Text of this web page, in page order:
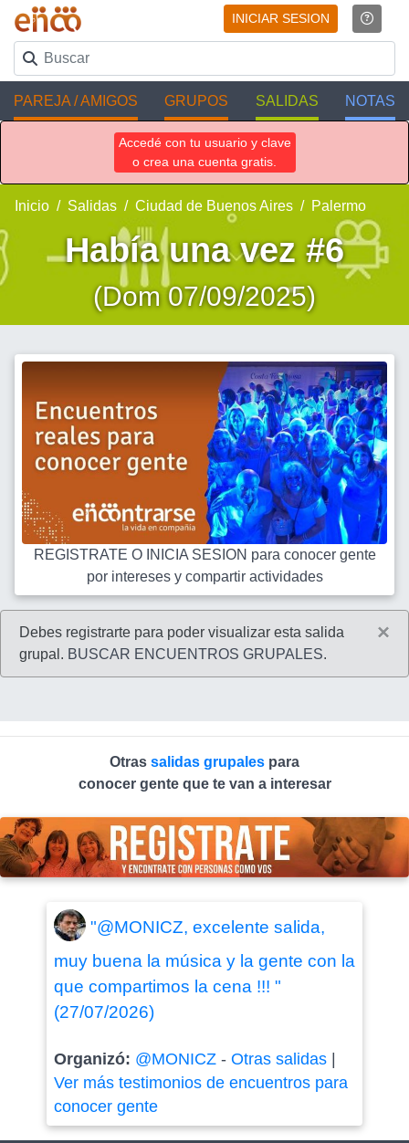
INICIAR SESION
PAREJA / AMIGOS GRUPOS SALIDAS NOTAS
Accedé con tu usuario y clave
o crea una cuenta gratis.
Inicio Salidas Ciudad de Buenos Aires Palermo
Había una vez #6
(Dom 07/09/2025)
REGISTRATE O INICIA SESION para conocer gente
por intereses y compartir actividades
Debes registrarte para poder visualizar esta salida
grupal. BUSCAR ENCUENTROS GRUPALES.
×
Otras salidas grupales para
conocer gente que te van a interesar
"@MONICZ, excelente salida,
muy buena la música y la gente con la
que compartimos la cena !!! "
(27/07/2026)
Organizó: @MONICZ- Otras salidas|
Ver más testimonios de encuentros para
conocer gente